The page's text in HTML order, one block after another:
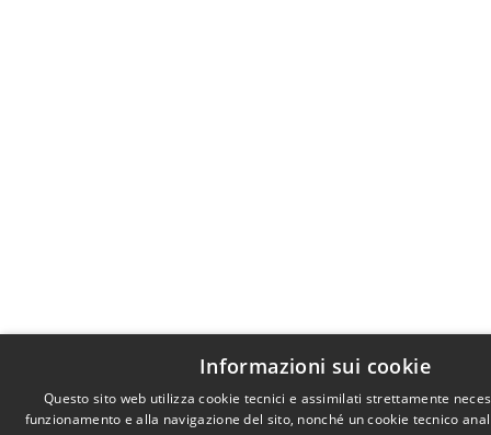
Informazioni sui cookie
Questo sito web utilizza cookie tecnici e assimilati strettamente
funzionamento e alla navigazione del sito, nonché un cookie tecnico